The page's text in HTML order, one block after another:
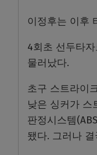
이정후는 이후
4회초 선두타
물러났다.
초구 스트라이
낮은 싱커가 스
판정시스템
됐다. 그러나